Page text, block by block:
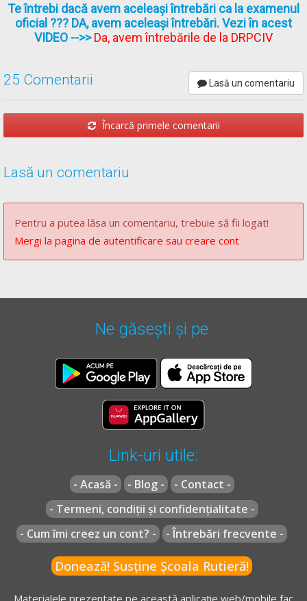
Se poate aplica o măsură de corecție a supravirării, numită
contravirare . Aceasta se realizează prin bracareaspre
dreaptaa roților directoare. În acest mod se stopează
spate fiind controlată. Prin urmare, în situația în care vehiculul
derapează cu spatele către dreapta, se recomandă
eliberarea pedalei de accelerație (accelerarea agravează
situația de derapare) și rotirea ușoară a volanului spre
Răspunsul corect este: C
Recomandări:
Curs de conduită preventivă -->Curs de conduită preventivă
Te întrebi dacă avem aceleași întrebări ca la examenul
oficial ??? DA, avem aceleași întrebări. Vezi în acest
VIDEO -->>Da, avem întrebările de la DRPCIV
25 Comentarii Lasă un comentariu
Încarcă primele comentarii
Lasă un comentariu
Pentru a putea lăsa un comentariu, trebuie să fii logat!
Mergi la pagina de autentificare sau creare cont
Ne găsești și pe:
Link-uri utile:
- Acasă - - Blog -
- Contact -
- Termeni, condiții și confidențialitate -
- Cum îmi creez un cont? -
- Întrebări frecvente -
Donează! Susține Școala Rutieră!